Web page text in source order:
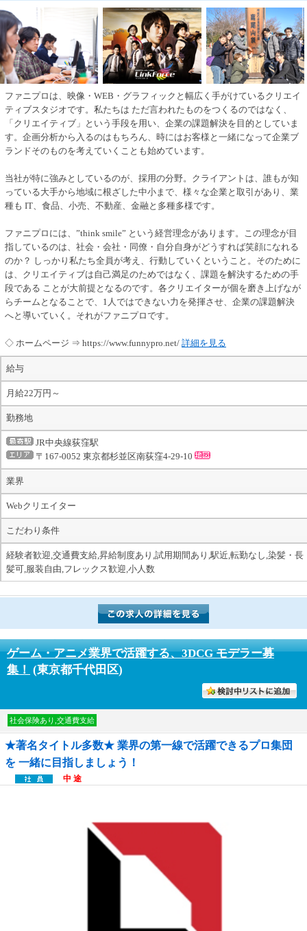
ファニプロは、映像・WEB・グラフィックと幅広く手がけているクリエイ
ティブスタジオです。私たちは ただ言われたものをつくるのではなく、
「クリエイティブ」という手段を用い、企業の課題解決を目的としていま
す。企画分析から入るのはもちろん、時にはお客様と一緒になって企業ブ
ランドそのものを考えていくことも始めています。
当社が特に強みとしているのが、採用の分野。クライアントは、誰もが知
っている大手から地域に根ざした中小まで、様々な企業と取引があり、業
種も IT、食品、小売、不動産、金融と多種多様です。
ファニプロには、”think smile” という経営理念があります。この理念が目
指しているのは、社会・会社・同僚・自分自身がどうすれば笑顔になれる
のか？ しっかり私たち全員が考え、行動していくということ。そのために
は、クリエイティブは自己満足のためではなく、課題を解決するための手
段である ことが大前提となるのです。各クリエイターが個を磨き上げなが
らチームとなることで、1人ではできない力を発揮させ、企業の課題解決
へと導いていく。それがファニプロです。
◇ ホームページ ⇒ https://www.funnypro.net/ 詳細を見る
給与
月給22万円～
勤務地
JR中央線荻窪駅
〒167-0052 東京都杉並区南荻窪4-29-10
業界
Webクリエイター
こだわり条件
経験者歓迎,交通費支給,昇給制度あり,試用期間あり,駅近,転勤なし,染髪・長
髪可,服装自由,フレックス歓迎,小人数
ゲーム・アニメ業界で活躍する、3DCG モデラー募
集！ (東京都千代田区)
討中リストに入れる
社会保険あり,交通費支給
★著名タイトル多数★ 業界の第一線で活躍できるプロ集団
を 一緒に目指しましょう！
中 途